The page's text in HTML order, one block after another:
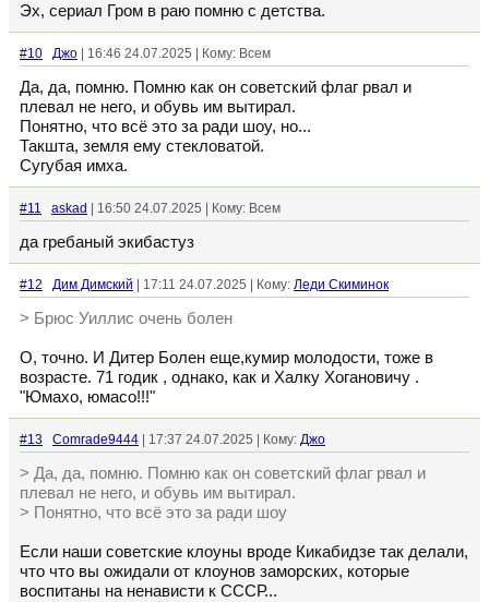
Эх, сериал Гром в раю помню с детства.
#10 Джо | 16:46 24.07.2025 | Кому: Всем
Да, да, помню. Помню как он советский флаг рвал и
плевал не него, и обувь им вытирал.
Понятно, что всё это за ради шоу, но...
Такшта, земля ему стекловатой.
Сугубая имха.
#11 askad | 16:50 24.07.2025 | Кому: Всем
да гребаный экибастуз
#12 Дим Димский | 17:11 24.07.2025 | Кому: Леди Скиминок
> Брюс Уиллис очень болен
О, точно. И Дитер Болен еще,кумир молодости, тоже в
возрасте. 71 годик , однако, как и Халку Хогановичу .
"Юмахо, юмасо!!!"
#13 Comrade9444 | 17:37 24.07.2025 | Кому: Джо
> Да, да, помню. Помню как он советский флаг рвал и
плевал не него, и обувь им вытирал.
> Понятно, что всё это за ради шоу
Если наши советские клоуны вроде Кикабидзе так делали,
что что вы ожидали от клоунов заморских, которые
воспитаны на ненависти к СССР...